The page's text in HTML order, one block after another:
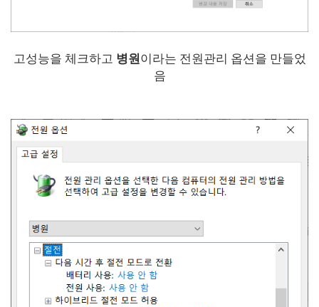
고성능을 체크하고 병원이라는 전원관리 옵션을 만들었
음